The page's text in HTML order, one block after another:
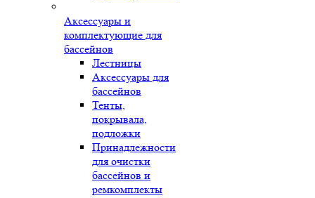
Аксессуары и
комплектующие для
бассейнов
Лестницы
Аксессуары для
бассейнов
Тенты,
покрывала,
подложки
Принадлежности
для очистки
бассейнов и
ремкомплекты